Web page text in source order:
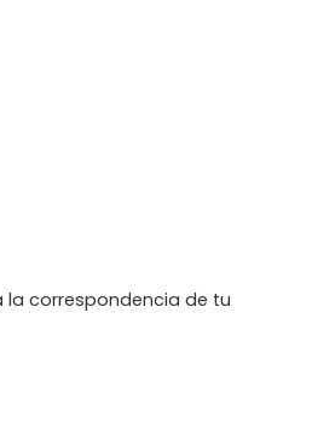
correspondencia de tu